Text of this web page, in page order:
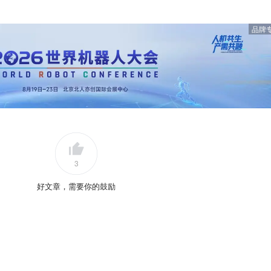
品牌
3
好文章，需要你的鼓励